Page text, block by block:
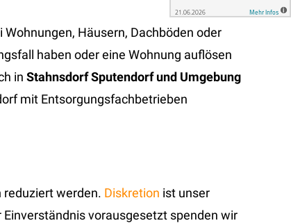
Häusern, Dachböden oder
haben oder eine Wohnung auflösen
in Stahnsdorf Sputendorf und Umgebung
mit Entsorgungsfachbetrieben
reduziert werden. Diskretion ist unser
Einverständnis vorausgesetzt spenden wir